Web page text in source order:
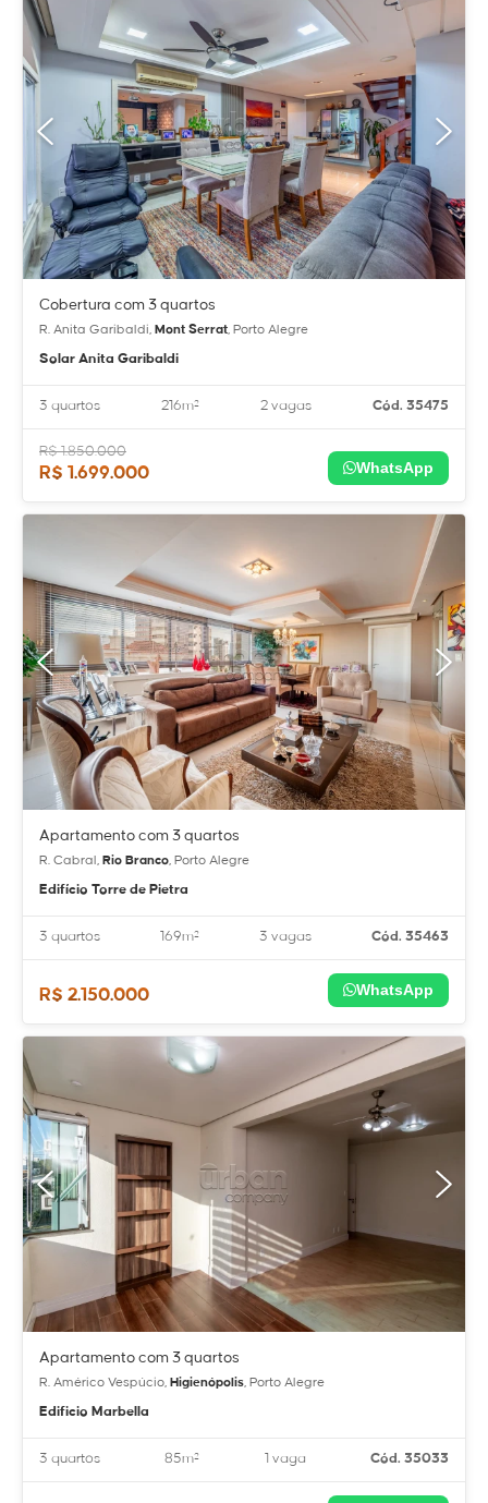
Cobertura com 3 quartos
R. Anita Garibaldi, Mont Serrat, Porto Alegre
Solar Anita Garibaldi
3 quartos 216m² 2 vagas Cód. 35475
R$ 1.850.000
R$ 1.699.000 WhatsApp
Apartamento com 3 quartos
R. Cabral, Rio Branco, Porto Alegre
Edifício Torre de Pietra
3 quartos 169m² 3 vagas Cód. 35463
R$ 2.150.000 WhatsApp
Apartamento com 3 quartos
R. Américo Vespúcio, Higienópolis, Porto Alegre
Edificio Marbella
3 quartos 85m² 1 vaga Cód. 35033